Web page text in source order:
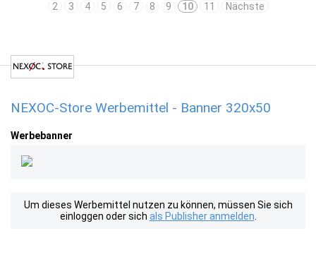
2
3 4 5 6 7 8 9 10 11 Nächste
NEXOC-Store Werbemittel - Banner 320x50
Werbebanner
Um dieses Werbemittel nutzen zu können, müssen Sie sich
einloggen oder sich als Publisher anmelden